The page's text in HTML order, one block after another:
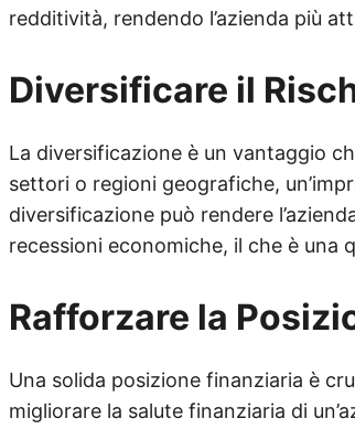
redditività, rendendo l’azienda più
Diversificare il
La diversificazione è un vantaggio
settori o regioni geografiche,
diversificazione può rendere
recessioni economiche, il che è una
Rafforzare la
Una solida posizione finanziaria è
migliorare la salute finanziaria di